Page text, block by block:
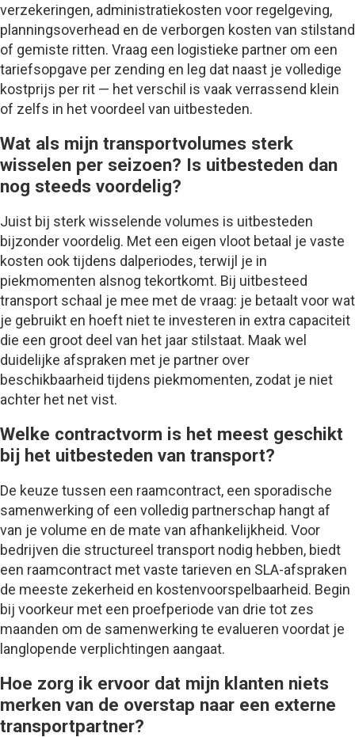
verzekeringen, administratiekosten voor regelgeving,
planningsoverhead en de verborgen kosten van stilstand
of gemiste ritten. Vraag een logistieke partner om een
tariefsopgave per zending en leg dat naast je volledige
kostprijs per rit — het verschil is vaak verrassend klein
of zelfs in het voordeel van uitbesteden.
Wat als mijn transportvolumes sterk
wisselen per seizoen? Is uitbesteden dan
nog steeds voordelig?
Juist bij sterk wisselende volumes is uitbesteden
bijzonder voordelig. Met een eigen vloot betaal je vaste
kosten ook tijdens dalperiodes, terwijl je in
piekmomenten alsnog tekortkomt. Bij uitbesteed
transport schaal je mee met de vraag: je betaalt voor wat
je gebruikt en hoeft niet te investeren in extra capaciteit
die een groot deel van het jaar stilstaat. Maak wel
duidelijke afspraken met je partner over
beschikbaarheid tijdens piekmomenten, zodat je niet
achter het net vist.
Welke contractvorm is het meest geschikt
bij het uitbesteden van transport?
De keuze tussen een raamcontract, een sporadische
samenwerking of een volledig partnerschap hangt af
van je volume en de mate van afhankelijkheid. Voor
bedrijven die structureel transport nodig hebben, biedt
een raamcontract met vaste tarieven en SLA-afspraken
de meeste zekerheid en kostenvoorspelbaarheid. Begin
bij voorkeur met een proefperiode van drie tot zes
maanden om de samenwerking te evalueren voordat je
langlopende verplichtingen aangaat.
Hoe zorg ik ervoor dat mijn klanten niets
merken van de overstap naar een externe
transportpartner?